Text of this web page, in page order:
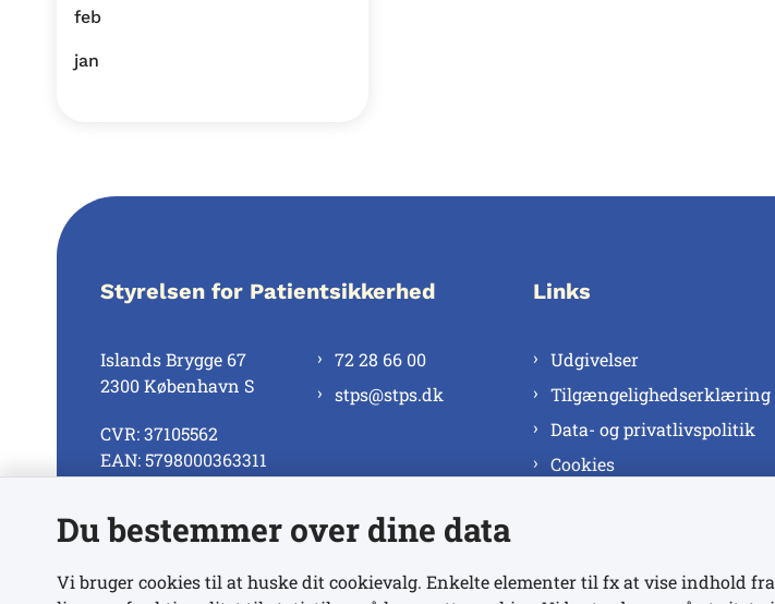
feb
jan
Styrelsen for Patientsikkerhed
Islands Brygge 67
2300 København S
CVR: 37105562
EAN: 5798000363311
72 28 66 00
stps@stps.dk
Se alle kontaktnumre
Links
Udgivelser
Tilgængelighedserklæring
Data- og privatlivspolitik
Cookies
Du bestemmer over dine data
Vi bruger cookies til at huske dit cookievalg. Enkelte elementer til fx at vise indhold